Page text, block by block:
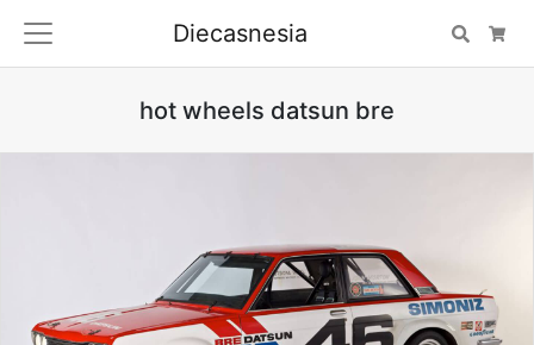
Diecasnesia Search
hot wheels datsun bre